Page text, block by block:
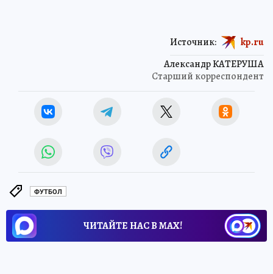
Александр КАТЕРУША
Старший корреспондент
Источник: kp.ru
ФУТБОЛ
ЧИТАЙТЕ НАС В МАХ!